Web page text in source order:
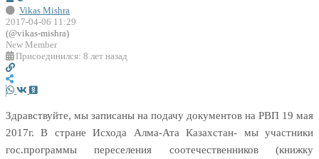
Vikas Mishra
2017-04-06 11:29
(@vikas-mishra)
New Member
Присоединился: 8 лет назад
Здравствуйте, мы записаны на подачу документов на РВП 19 мая
2017г. В стране Исхода Алма-Ата Казахстан- мы участники
гос.программы переселения соотечественников (книжку